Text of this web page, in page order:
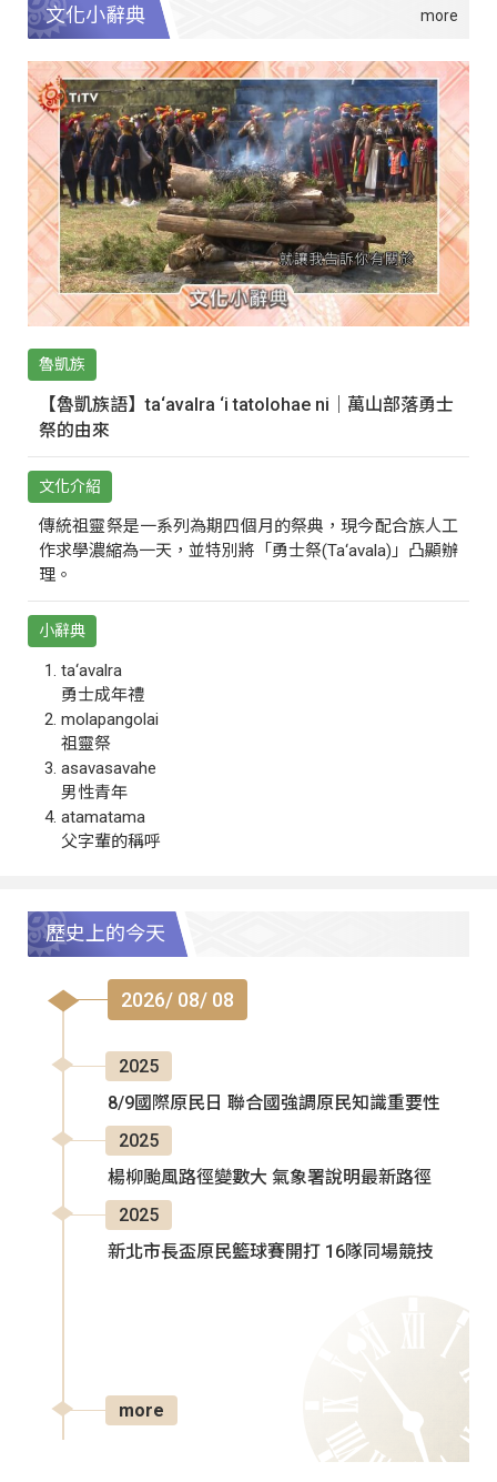
文化小辭典
魯凱族
【魯凱族語】ta‘avalra ‘i tatolohae ni｜萬山部落勇士
祭的由來
文化介紹
傳統祖靈祭是一系列為期四個月的祭典，現今配合族人工
作求學濃縮為一天，並特別將「勇士祭(Ta‘avala)」凸顯辦
理。
小辭典
ta‘avalra
勇士成年禮
molapangolai
祖靈祭
asavasavahe
男性青年
atamatama
父字輩的稱呼
歷史上的今天
2026/ 08/ 08
2025
8/9國際原民日 聯合國強調原民知識重要性
2025
楊柳颱風路徑變數大 氣象署說明最新路徑
2025
新北市長盃原民籃球賽開打 16隊同場競技
more